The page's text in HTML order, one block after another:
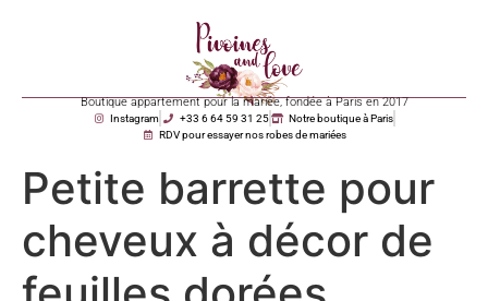
Boutique appartement pour la mariée, fondée à Paris en 2017
Instagram +33 6 64 59 31 25
Notre boutique à Paris
RDV pour essayer nos robes de mariées
Petite barrette pour
cheveux à décor de